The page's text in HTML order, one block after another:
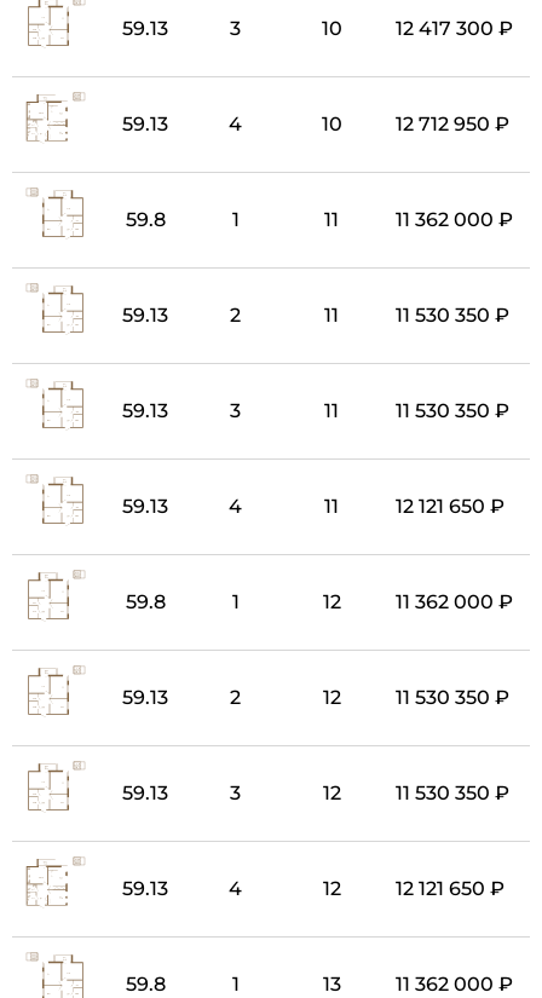
59.13 3 10 12 417 300 ₽
59.13 4 10 12 712 950 ₽
59.8 1 11 11 362 000 ₽
59.13 2 11 11 530 350 ₽
59.13 3 11 11 530 350 ₽
59.13 4 11 12 121 650 ₽
59.8 1 12 11 362 000 ₽
59.13 2 12 11 530 350 ₽
59.13 3 12 11 530 350 ₽
59.13 4 12 12 121 650 ₽
59.8 1 13 11 362 000 ₽